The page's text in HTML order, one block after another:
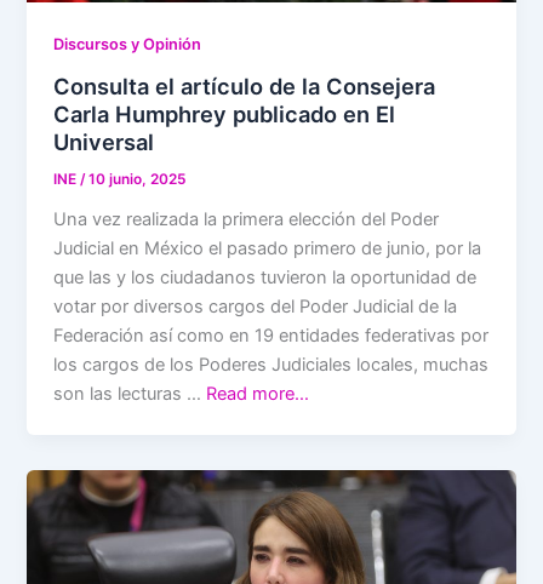
Discursos y Opinión
Consulta el artículo de la Consejera
Carla Humphrey publicado en El
Universal
INE /10 junio, 2025
Una vez realizada la primera elección del Poder
Judicial en México el pasado primero de junio, por la
que las y los ciudadanos tuvieron la oportunidad de
votar por diversos cargos del Poder Judicial de la
Federación así como en 19 entidades federativas por
los cargos de los Poderes Judiciales locales, muchas
son las lecturas … Read more…